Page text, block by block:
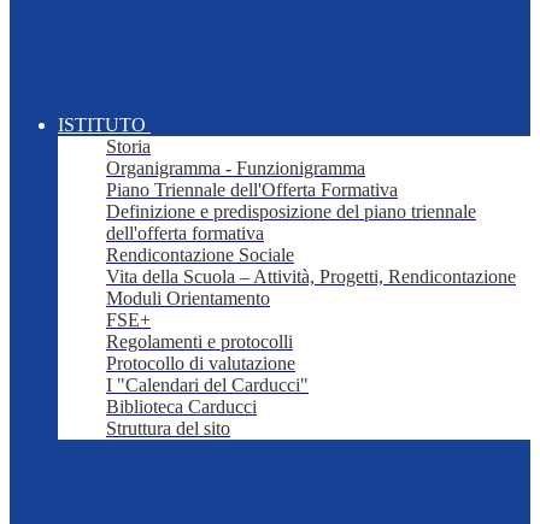
ISTITUTO
Storia
Organigramma - Funzionigramma
Piano Triennale dell'Offerta Formativa
Definizione e predisposizione del piano triennale
dell'offerta formativa
Rendicontazione Sociale
Vita della Scuola – Attività, Progetti, Rendicontazione
Moduli Orientamento
FSE+
Regolamenti e protocolli
Protocollo di valutazione
I "Calendari del Carducci"
Biblioteca Carducci
Struttura del sito